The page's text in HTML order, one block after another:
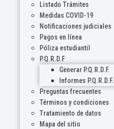
Listado Trámites
Medidas COVID-19
Notificaciones judiciales
Pagos en línea
Póliza estudiantil
P.Q.R.D.F
Generar P.Q.R.D.F.
Informes P.Q.R.D.F.
Preguntas frecuentes
Términos y condiciones
Tratamiento de datos
Mapa del sitio